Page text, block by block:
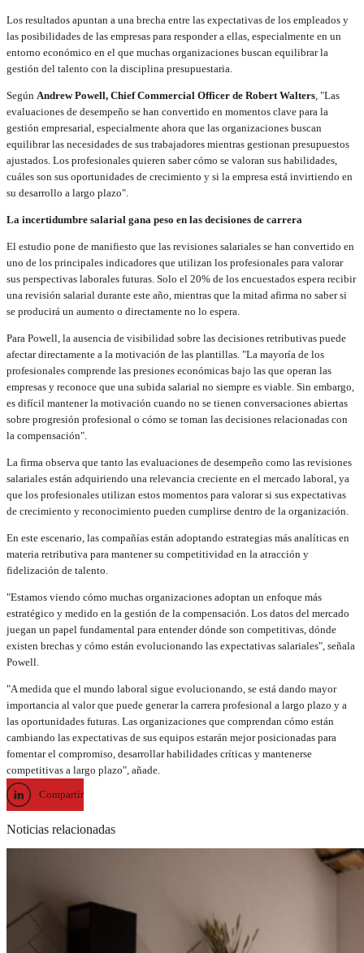
Los resultados apuntan a una brecha entre las expectativas de los empleados y
las posibilidades de las empresas para responder a ellas, especialmente en un
entorno económico en el que muchas organizaciones buscan equilibrar la
gestión del talento con la disciplina presupuestaria.
Según Andrew Powell, Chief Commercial Officer de Robert Walters, "Las
evaluaciones de desempeño se han convertido en momentos clave para la
gestión empresarial, especialmente ahora que las organizaciones buscan
equilibrar las necesidades de sus trabajadores mientras gestionan presupuestos
ajustados. Los profesionales quieren saber cómo se valoran sus habilidades,
cuáles son sus oportunidades de crecimiento y si la empresa está invirtiendo en
su desarrollo a largo plazo".
La incertidumbre salarial gana peso en las decisiones de carrera
El estudio pone de manifiesto que las revisiones salariales se han convertido en
uno de los principales indicadores que utilizan los profesionales para valorar
sus perspectivas laborales futuras. Solo el 20% de los encuestados espera recibir
una revisión salarial durante este año, mientras que la mitad afirma no saber si
se producirá un aumento o directamente no lo espera.
Para Powell, la ausencia de visibilidad sobre las decisiones retributivas puede
afectar directamente a la motivación de las plantillas. "La mayoría de los
profesionales comprende las presiones económicas bajo las que operan las
empresas y reconoce que una subida salarial no siempre es viable. Sin embargo,
es difícil mantener la motivación cuando no se tienen conversaciones abiertas
sobre progresión profesional o cómo se toman las decisiones relacionadas con
la compensación".
La firma observa que tanto las evaluaciones de desempeño como las revisiones
salariales están adquiriendo una relevancia creciente en el mercado laboral, ya
que los profesionales utilizan estos momentos para valorar si sus expectativas
de crecimiento y reconocimiento pueden cumplirse dentro de la organización.
En este escenario, las compañías están adoptando estrategias más analíticas en
materia retributiva para mantener su competitividad en la atracción y
fidelización de talento.
"Estamos viendo cómo muchas organizaciones adoptan un enfoque más
estratégico y medido en la gestión de la compensación. Los datos del mercado
juegan un papel fundamental para entender dónde son competitivas, dónde
existen brechas y cómo están evolucionando las expectativas salariales", señala
Powell.
"A medida que el mundo laboral sigue evolucionando, se está dando mayor
importancia al valor que puede generar la carrera profesional a largo plazo y a
las oportunidades futuras. Las organizaciones que comprendan cómo están
cambiando las expectativas de sus equipos estarán mejor posicionadas para
fomentar el compromiso, desarrollar habilidades críticas y mantenerse
competitivas a largo plazo", añade.
Compartir
Noticias relacionadas